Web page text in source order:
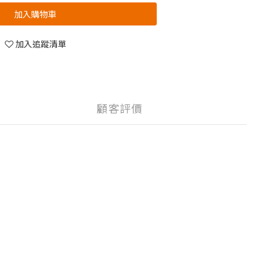
加入購物車
加入追蹤清單
顧客評價